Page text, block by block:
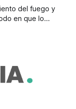
del fuego y
en que lo